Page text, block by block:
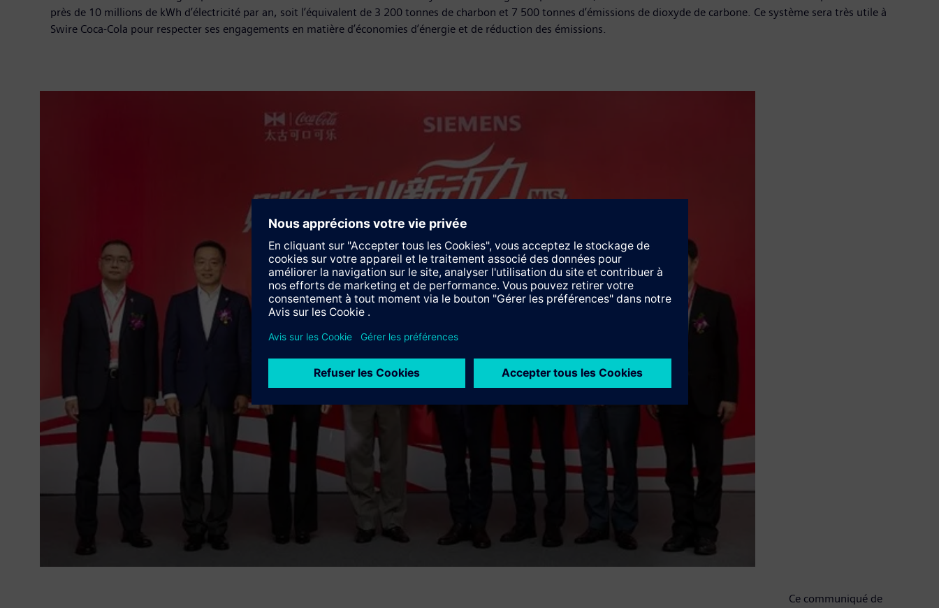
près de 10 millions de kWh d’électricité par an, soit l’équivalent de 3 200 tonnes de charbon et 7 500 tonnes d’émissions de dioxyde de carbone. Ce système sera très utile à
Swire Coca-Cola pour respecter ses engagements en matière d’économies d’énergie et de réduction des émissions.
Ce communiqué de